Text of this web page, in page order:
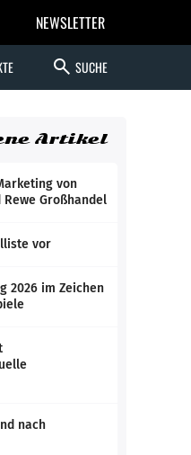
NEWSLETTER
search SUCHE
Artikel
von
Großhandel
vor
2026 im Zeichen
nach